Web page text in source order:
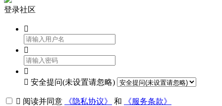
登录社区



 安全提问(未设置请忽略)
 阅读并同意 《隐私协议》 和 《服务条款》